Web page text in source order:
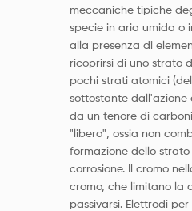
meccaniche tipiche
specie in aria umida o
alla presenza di
ricoprirsi di uno strato
pochi strati atomici
sottostante dall'azione
da un tenore di
"libero", ossia non
formazione dello
corrosione. Il cromo
cromo, che limitano la
passivarsi. Elettrodi